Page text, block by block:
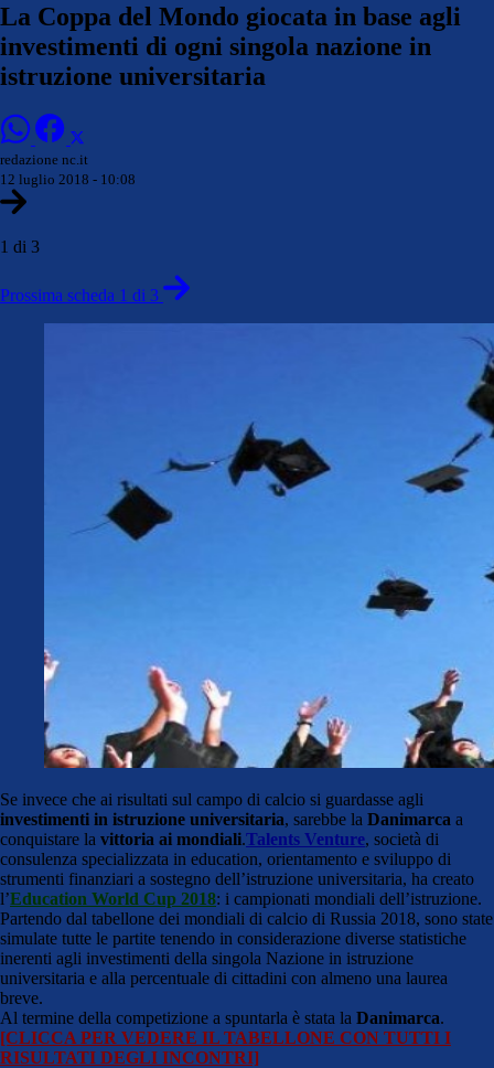
La Coppa del Mondo giocata in base agli
investimenti di ogni singola nazione in
istruzione universitaria
redazione nc.it
12 luglio 2018 - 10:08
1 di 3
Prossima scheda 1 di 3
Se invece che ai risultati sul campo di calcio si guardasse agli
investimenti in istruzione universitaria, sarebbe la Danimarca a
conquistare la vittoria ai mondiali.Talents Venture, società di
consulenza specializzata in education, orientamento e sviluppo di
strumenti finanziari a sostegno dell’istruzione universitaria, ha creato
l’Education World Cup 2018: i campionati mondiali dell’istruzione.
Partendo dal tabellone dei mondiali di calcio di Russia 2018, sono state
simulate tutte le partite tenendo in considerazione diverse statistiche
inerenti agli investimenti della singola Nazione in istruzione
universitaria e alla percentuale di cittadini con almeno una laurea
breve.
Al termine della competizione a spuntarla è stata la Danimarca.
[CLICCA PER VEDERE IL TABELLONE CON TUTTI I
RISULTATI DEGLI INCONTRI]